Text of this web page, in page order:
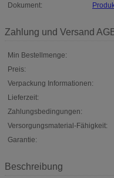
Dokument:
Zahlung und Versand
Min Bestellmenge:
Preis:
Verpackung Informationen:
Lieferzeit:
Zahlungsbedingungen:
Versorgungsmaterial-Fähigkeit:
Garantie:
Beschreibung